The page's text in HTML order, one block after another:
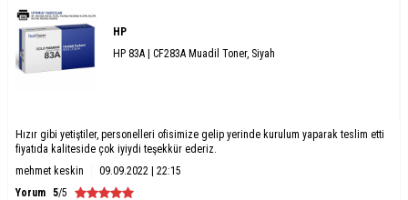
HP
HP 83A | CF283A Muadil Toner, Siyah
Hızır gibi yetiştiler, personelleri ofisimize gelip yerinde kurulum yaparak teslim etti
fiyatıda kaliteside çok iyiydi teşekkür ederiz.
mehmet keskin
09.09.2022 | 22:15
Yorum 5/5